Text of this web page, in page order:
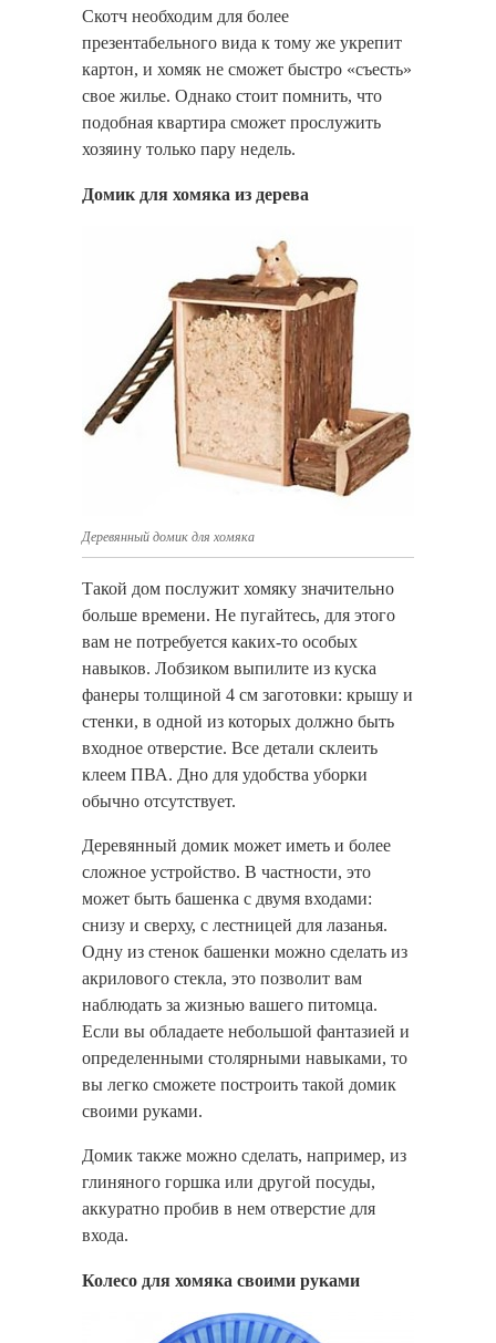
Скотч необходим для более
презентабельного вида к тому же укрепит
картон, и хомяк не сможет быстро «съесть»
свое жилье. Однако стоит помнить, что
подобная квартира сможет прослужить
хозяину только пару недель.
Домик для хомяка из дерева
Деревянный домик для хомяка
Такой дом послужит хомяку значительно
больше времени. Не пугайтесь, для этого
вам не потребуется каких-то особых
навыков. Лобзиком выпилите из куска
фанеры толщиной 4 см заготовки: крышу и
стенки, в одной из которых должно быть
входное отверстие. Все детали склеить
клеем ПВА. Дно для удобства уборки
обычно отсутствует.
Деревянный домик может иметь и более
сложное устройство. В частности, это
может быть башенка с двумя входами:
снизу и сверху, с лестницей для лазанья.
Одну из стенок башенки можно сделать из
акрилового стекла, это позволит вам
наблюдать за жизнью вашего питомца.
Если вы обладаете небольшой фантазией и
определенными столярными навыками, то
вы легко сможете построить такой домик
своими руками.
Домик также можно сделать, например, из
глиняного горшка или другой посуды,
аккуратно пробив в нем отверстие для
входа.
Колесо для хомяка своими руками